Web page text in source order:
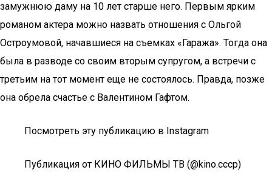
замужнюю даму на 10 лет старше него. Первым ярким
романом актера можно назвать отношения с Ольгой
Остроумовой, начавшиеся на съемках «Гаража». Тогда она
была в разводе со своим вторым супругом, а встречи с
третьим на тот момент еще не состоялось. Правда, позже
она обрела счастье с Валентином Гафтом.
Посмотреть эту публикацию в Instagram
Публикация от КИНО ФИЛЬМЫ ТВ (@kino.cccp)